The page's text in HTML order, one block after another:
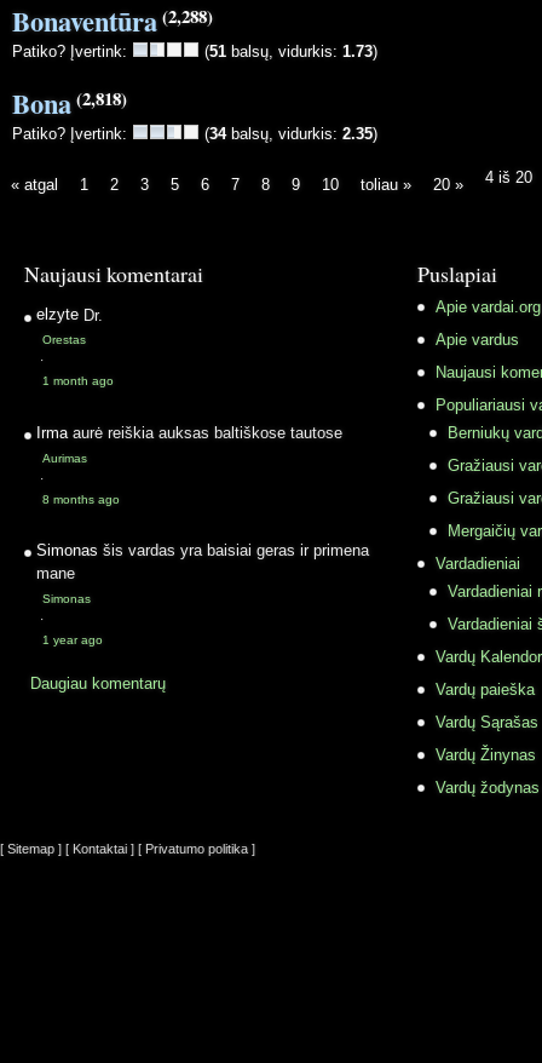
Bonaventūra(2,288)
Patiko? Įvertink: (51 balsų, vidurkis: 1.73)
Bona(2,818)
Patiko? Įvertink: (34balsų, vidurkis: 2.35)
4 iš 20
« atgal 1 2 3 5 6 7 8 9 10 toliau » 20 »
Naujausi komentarai
elzyte Dr.
Orestas
·
1 month ago
Irma aurė reiškia auksas baltiškose tautose
Aurimas
·
8 months ago
Simonas šis vardas yra baisiai geras ir primena
mane
Simonas
·
1 year ago
Daugiau komentarų
Puslapiai
Apie vardai.org
Apie vardus
Naujausi
Populiariausi
Berniukų
Gražiausi
Gražiausi
Mergaičių
Vardadieniai
Vardadieniai
Vardadieniai
Vardų
Vardų paieška
Vardų Sąrašas
Vardų Žinynas
Vardų
[ Sitemap ] [ Kontaktai ] [ Privatumo politika ]